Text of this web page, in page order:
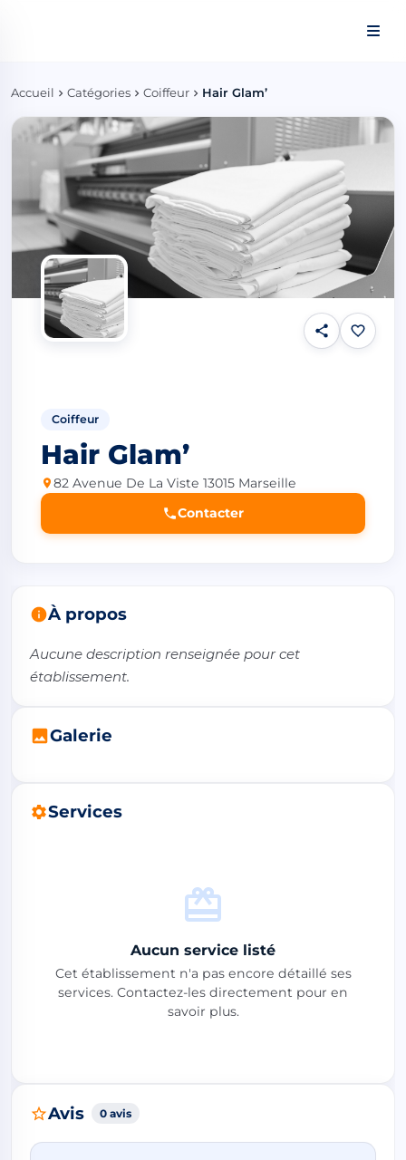
Accueil Catégories Coiffeur Hair Glam’
Coiffeur
Hair Glam’
82 Avenue De La Viste 13015 Marseille
Contacter
À propos
Aucune description renseignée pour cet
établissement.
Galerie
Services
Aucun service listé
Cet établissement n'a pas encore détaillé ses
services. Contactez-les directement pour en
savoir plus.
Avis 0 avis